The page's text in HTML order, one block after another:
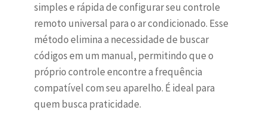
simples e rápida de configurar seu controle
remoto universal para o ar condicionado. Esse
método elimina a necessidade de buscar
códigos em um manual, permitindo que o
próprio controle encontre a frequência
compatível com seu aparelho. É ideal para
quem busca praticidade.